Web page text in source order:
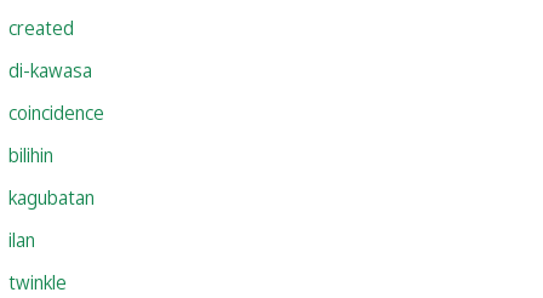
created
di-kawasa
coincidence
bilihin
kagubatan
ilan
twinkle